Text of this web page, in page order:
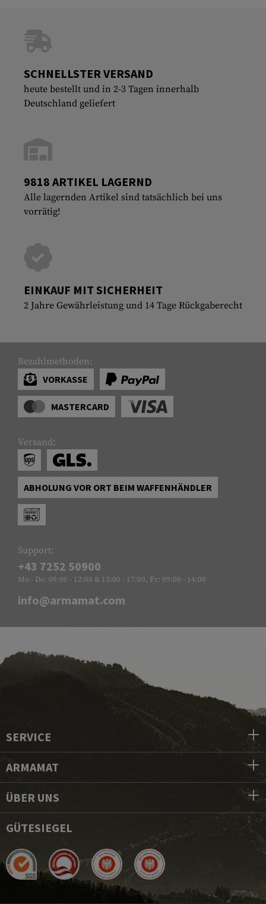
SCHNELLSTER VERSAND
heute bestellt und in 2-3 Tagen innerhalb
Deutschland geliefert
9818 ARTIKEL LAGERND
Alle lagernden Artikel sind tatsächlich bei uns
vorrätig!
EINKAUF MIT SICHERHEIT
2 Jahre Gewährleistung und 14 Tage Rückgaberecht
Bezahlmethoden:
VORKASSE
MASTERCARD
Versand:
ABHOLUNG VOR ORT BEIM WAFFENHÄNDLER
Support:
+43 7252 50900
Mo - Do: 09:00 - 12:00 & 13:00 - 17:00, Fr: 09:00 - 14:00
info@armamat.com
SERVICE
ARMAMAT
ÜBER UNS
GÜTESIEGEL